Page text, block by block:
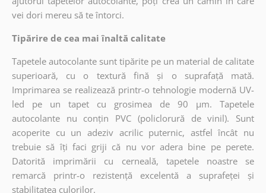
vei dori mereu să te întorci.
Tipărire de cea mai înaltă calitate
Tapetele autocolante sunt tipărite pe un material de calitate
superioară, cu o textură fină și o suprafață mată.
Imprimarea se realizează printr-o tehnologie modernă UV-
led pe un tapet cu grosimea de 90 µm. Tapetele
autocolante nu conțin PVC (policlorură de vinil). Sunt
acoperite cu un adeziv acrilic puternic, astfel încât nu
trebuie să îți faci griji că nu vor adera bine pe perete.
Datorită imprimării cu cerneală, tapetele noastre se
remarcă printr-o rezistență excelentă a suprafeței și
stabilitatea culorilor.